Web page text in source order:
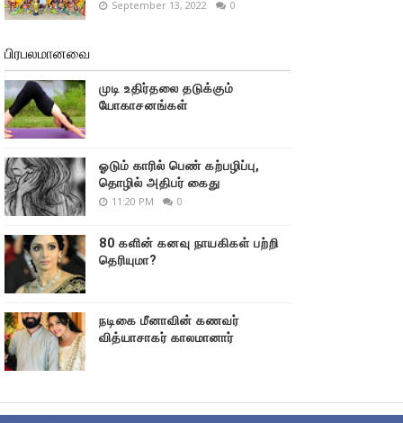
September 13, 2022 0
பிரபலமானவை
முடி உதிர்தலை தடுக்கும்
யோகாசனங்கள்
ஓடும் காரில் பெண் கற்பழிப்பு,
தொழில் அதிபர் கைது
11:20 PM 0
80 களின் கனவு நாயகிகள் பற்றி
தெரியுமா?
நடிகை மீனாவின் கணவர்
வித்யாசாகர் காலமானார்